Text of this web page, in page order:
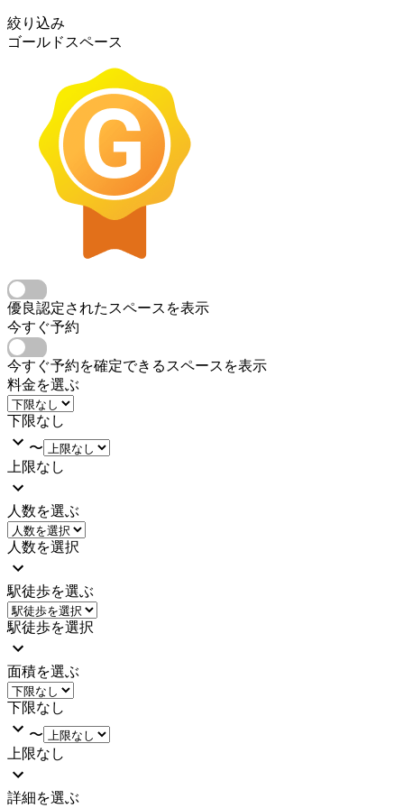
絞り込み
ゴールドスペース
優良認定されたスペースを表示
今すぐ予約
今すぐ予約を確定できるスペースを表示
料金を選ぶ
下限なし
〜
上限なし
人数を選ぶ
人数を選択
駅徒歩を選ぶ
駅徒歩を選択
面積を選ぶ
下限なし
〜
上限なし
詳細を選ぶ